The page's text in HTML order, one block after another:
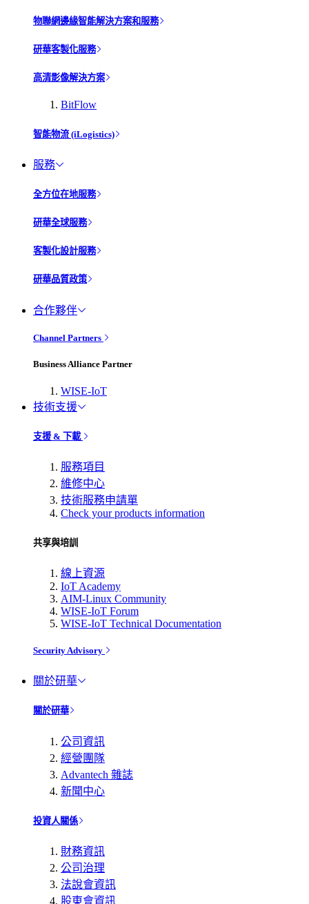
物聯網邊緣智能解決方案和服務
研華客製化服務
高清影像解決方案
BitFlow
智能物流 (iLogistics)
服務
全方位在地服務
研華全球服務
客製化設計服務
研華品質政策
合作夥伴
Channel Partners
Business Alliance Partner
WISE-IoT
技術支援
支援 & 下載
服務項目
維修中心
技術服務申請單
Check your products information
共享與培訓
線上資源
IoT Academy
AIM-Linux Community
WISE-IoT Forum
WISE-IoT Technical Documentation
Security Advisory
關於研華
關於研華
公司資訊
經營團隊
Advantech 雜誌
新聞中心
投資人關係
財務資訊
公司治理
法說會資訊
股東會資訊